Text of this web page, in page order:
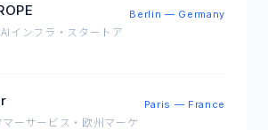
インフラ・スタートア
Berlin — Germany
マーサービス・欧州マーケ
Paris — France